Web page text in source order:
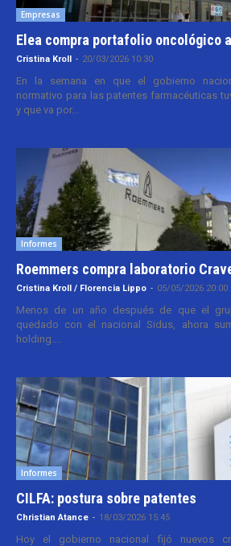
Empresas
Elea compra portafolio oncológico
Cristina Kroll - 20/03/2026 10:30
En la semana en que el gobierno
normativo para las patentes farmacéuticas
y que va por...
Informes
Roemmers compra laboratorio
Cristina Kroll / Florencia Lippo - 05/05/2026 20:00
Menos de un año después de que el
quedado con el nacional Sidus, ahora
holding....
Informes
CILFA: postura sobre patentes
Christian Atance - 18/03/2026 15:45
Hoy el gobierno nacional fijó nuevos